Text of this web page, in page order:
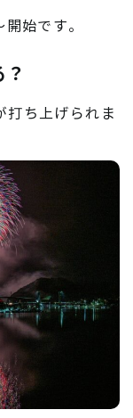
始です。
打ち上げられま